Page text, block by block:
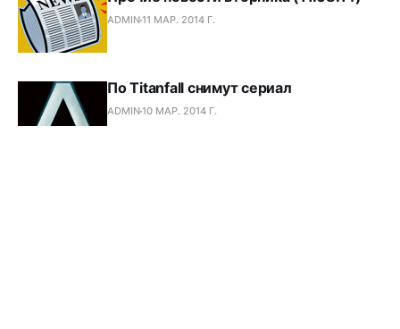
ADMIN11 МАР. 2014 Г.
По Titanfall снимут сериал
ADMIN10 МАР. 2014 Г.